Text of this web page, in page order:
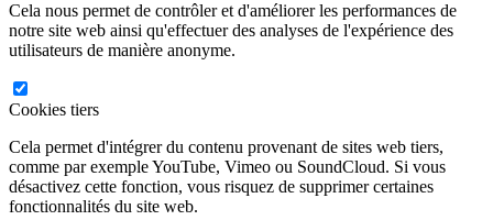
Cela nous permet de contrôler et d'améliorer les performances de
notre site web ainsi qu'effectuer des analyses de l'expérience des
utilisateurs de manière anonyme.
Cookies tiers
Cela permet d'intégrer du contenu provenant de sites web tiers,
comme par exemple YouTube, Vimeo ou SoundCloud. Si vous
désactivez cette fonction, vous risquez de supprimer certaines
fonctionnalités du site web.